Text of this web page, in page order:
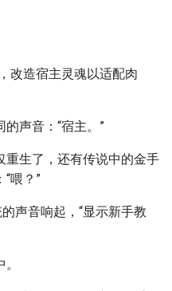
改造宿主灵魂以适配肉
声音：“宿主。”
重生了，还有传说中的金手
喂？”
声音响起，“显示新手教